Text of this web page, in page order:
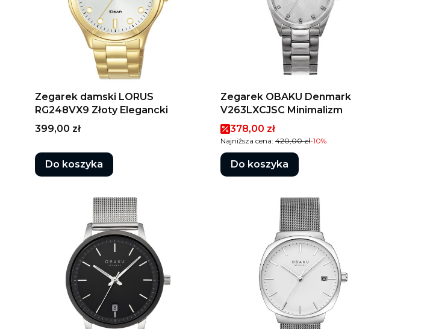
Zegarek damski LORUS
RG248VX9 Złoty Elegancki
Cena
399,00 zł
Do koszyka
Zegarek OBAKU Denmark
V263LXCJSC Minimalizm
Cena promocyjna
378,00 zł
Najniższa cena: 420,00 zł-10%
Do koszyka